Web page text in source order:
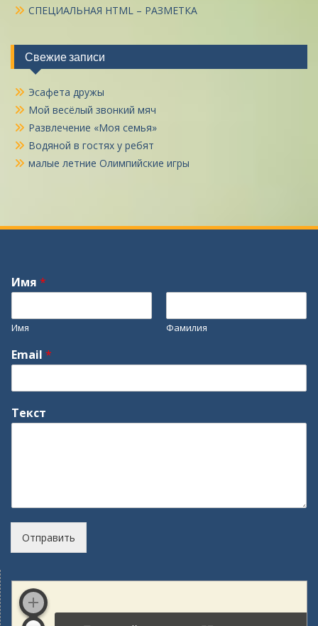
СПЕЦИАЛЬНАЯ HTML – РАЗМЕТКА
Свежие записи
Эсафета дружы
Мой весёлый звонкий мяч
Развлечение «Моя семья»
Водяной в гостях у ребят
малые летние Олимпийские игры
Имя *
Имя Фамилия
Email *
Текст
Отправить